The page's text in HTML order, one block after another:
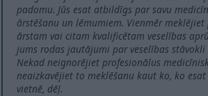
padomu. Jūs esat atbildīgs par savu
ārstēšanu un lēmumiem. Vienmēr meklējiet
ārstam vai citam kvalificētam veselības
jums rodas jautājumi par veselības
Nekad neignorējiet profesionālus
neaizkavējiet to meklēšanu kaut ko, ko
vietnē, dēļ.